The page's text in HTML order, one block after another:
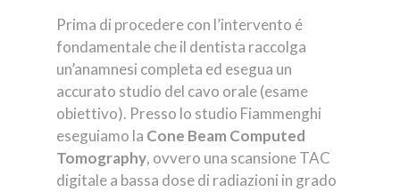
Prima di procedere con l’intervento é
fondamentale che il dentista raccolga
un’anamnesi completa ed esegua un
accurato studio del cavo orale (esame
obiettivo). Presso lo studio Fiammenghi
eseguiamo la Cone Beam Computed
Tomography, ovvero una scansione TAC
digitale a bassa dose di radiazioni in grado